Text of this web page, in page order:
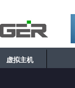
虚拟主机